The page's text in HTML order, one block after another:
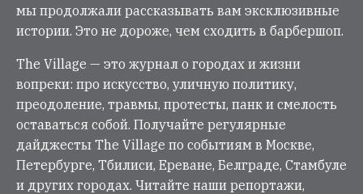
мы продолжали рассказывать вам эксклюзивные
истории. Это не дороже, чем сходить в барбершоп.
The Village — это журнал о городах и жизни
вопреки: про искусство, уличную политику,
преодоление, травмы, протесты, панк и смелость
оставаться собой. Получайте регулярные
дайджесты The Village по событиям в Москве,
Петербурге, Тбилиси, Ереване, Белграде, Стамбуле
и других городах. Читайте наши репортажи,